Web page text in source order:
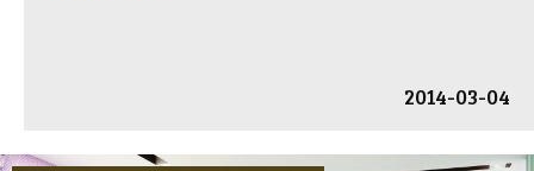
2014-03-04